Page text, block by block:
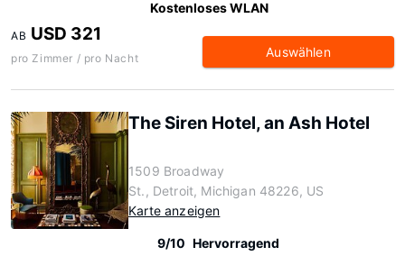
Kostenloses WLAN
AB USD 321
pro Zimmer / pro Nacht Auswählen
The Siren Hotel, an Ash Hotel
1509 Broadway
St., Detroit, Michigan 48226, US
Karte anzeigen
9/10 Hervorragend